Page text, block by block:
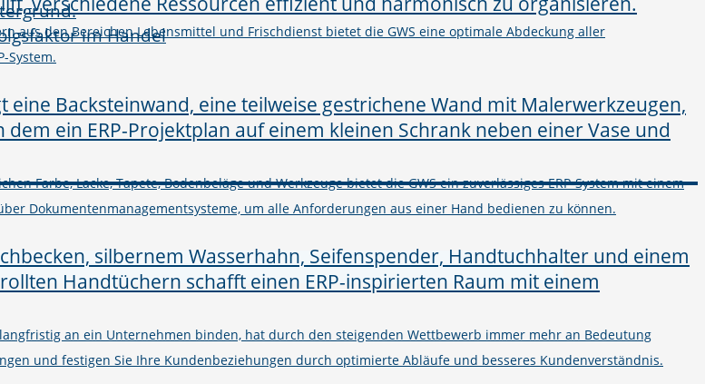
aus den Bereichen Lebensmittel und Frischdienst bietet die GWS eine optimale Abdeckung aller
System.
Farbe, Lacke, Tapete, Bodenbeläge und Werkzeuge bietet die GWS ein zuverlässiges ERP-System mit einem
Dokumentenmanagementsysteme, um alle Anforderungen aus einer Hand bedienen zu können.
an ein Unternehmen binden, hat durch den steigenden Wettbewerb immer mehr an Bedeutung
und festigen Sie Ihre Kundenbeziehungen durch optimierte Abläufe und besseres Kundenverständnis.
im Handel